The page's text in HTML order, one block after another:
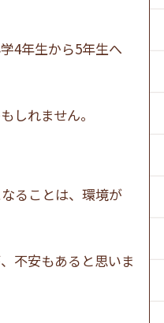
4年生から5年生へ
しれません。
ることは、環境が
不安もあると思いま